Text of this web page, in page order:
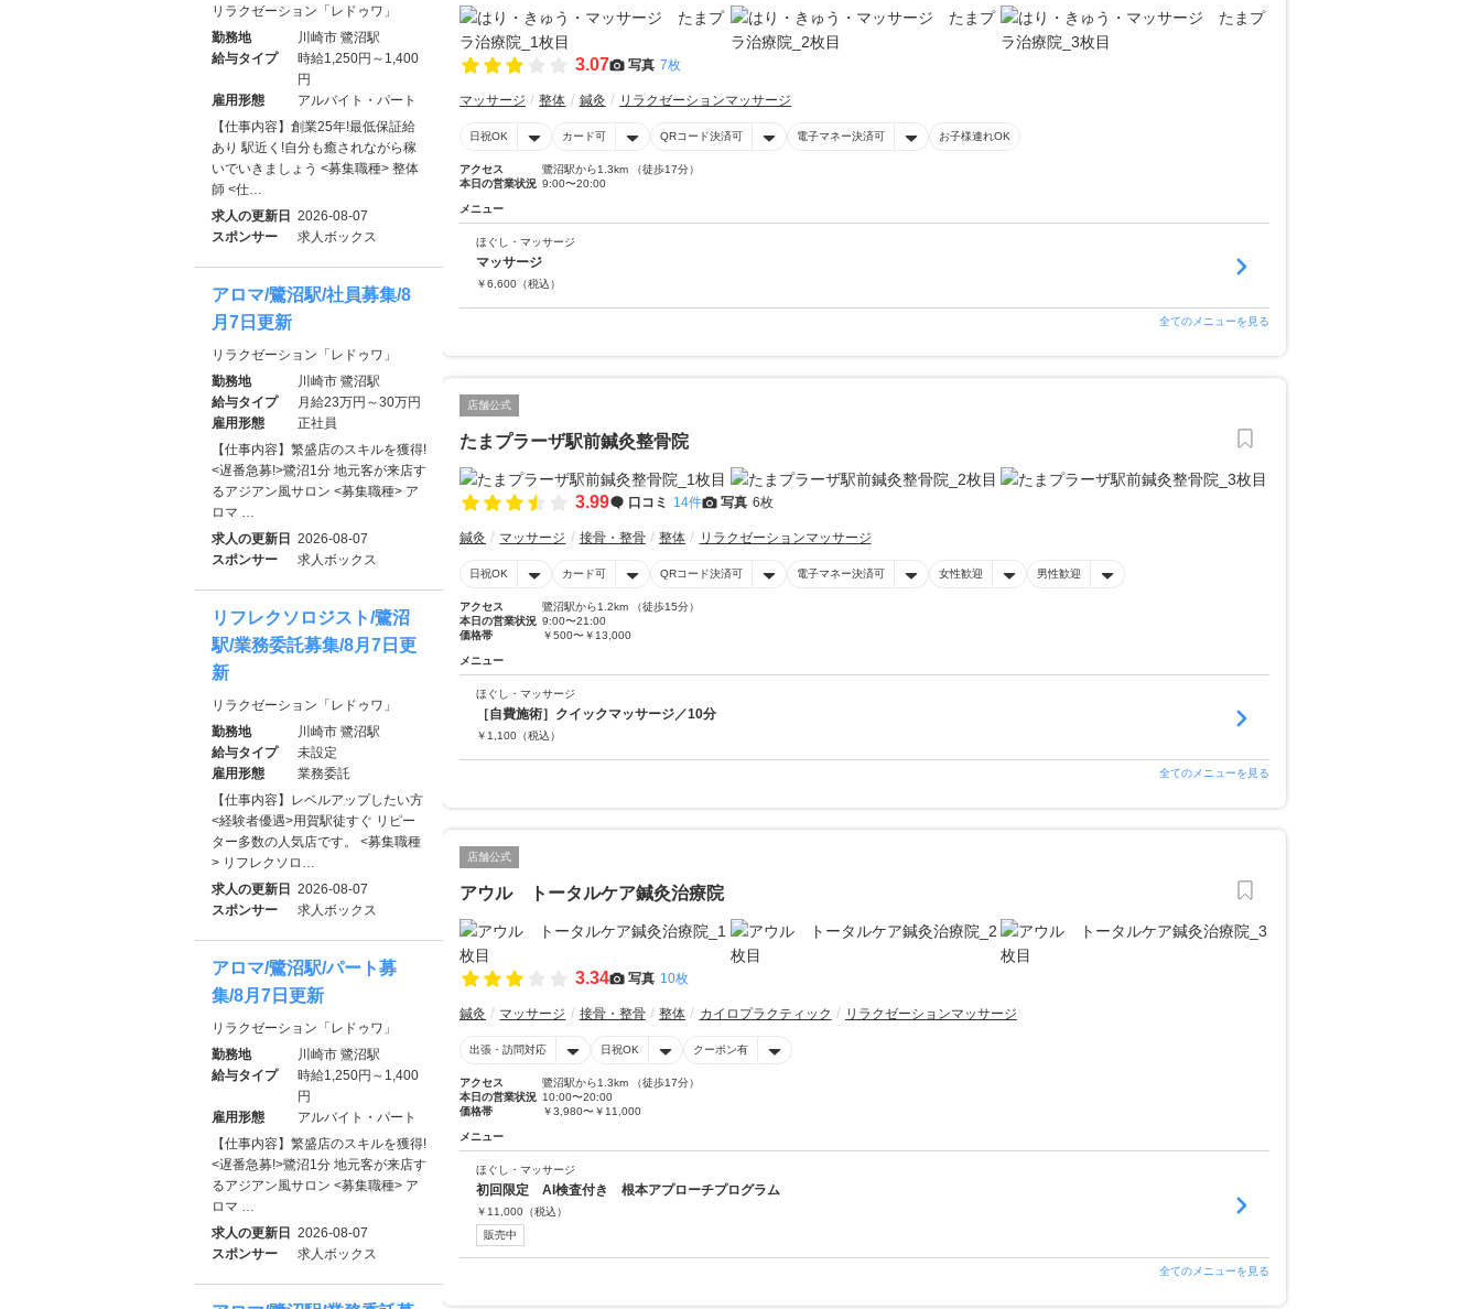
3.07 写真 7枚
マッサージ 整体 鍼灸 リラクゼーションマッサージ
日祝OK カード可 QRコード決済可 電子マネー決済可 お子様連れOK
アクセス
鷺沼駅から1.3km （徒歩17分）
本日の営業状況 9:00〜20:00
メニュー
ほぐし・マッサージ
マッサージ
￥6,600 （税込）
全てのメニューを見る
店舗公式
たまプラーザ駅前鍼灸整骨院
3.99 口コミ 14件 写真 6枚
鍼灸 マッサージ 接骨・整骨 整体 リラクゼーションマッサージ
日祝OK カード可 QRコード決済可 電子マネー決済可 女性歓迎 男性歓迎
アクセス
鷺沼駅から1.2km （徒歩15分）
本日の営業状況 9:00〜21:00
価格帯
￥500〜￥13,000
メニュー
ほぐし・マッサージ
［自費施術］クイックマッサージ／10分
￥ 1,100 （税込）
全てのメニューを見る
店舗公式
アウル トータルケア鍼灸治療院
3.34 写真 10枚
鍼灸 マッサージ 接骨・整骨 整体 カイロプラクティック リラクゼーションマッサージ
出張・訪問対応 日祝OK クーポン有
アクセス
鷺沼駅から1.3km （徒歩17分）
本日の営業状況 10:00〜20:00
価格帯
￥3,980〜￥11,000
メニュー
ほぐし・マッサージ
初回限定 AI検査付き 根本アプローチプログラム
￥ 11,000 （税込）
販売中
全てのメニューを見る
リラクゼーション「レドゥワ」
勤務地
川崎市 鷺沼駅
給与タイプ
時給1,250円～1,400
円
雇用形態
アルバイト・パート
【仕事内容】創業25年!最低保証給
あり 駅近く!自分も癒されながら稼
いでいきましょう <募集職種> 整体
師 <仕…
求人の更新日 2026-08-07
スポンサー
求人ボックス
アロマ/鷺沼駅/社員募集/8
月7日更新
リラクゼーション「レドゥワ」
勤務地
川崎市 鷺沼駅
給与タイプ
月給23万円～30万円
雇用形態
正社員
【仕事内容】繁盛店のスキルを獲得!
<遅番急募!>鷺沼1分 地元客が来店す
るアジアン風サロン <募集職種> ア
ロマ …
求人の更新日 2026-08-07
スポンサー
求人ボックス
リフレクソロジスト/鷺沼
駅/業務委託募集/8月7日更
新
リラクゼーション「レドゥワ」
勤務地
川崎市 鷺沼駅
給与タイプ
未設定
雇用形態
業務委託
【仕事内容】レベルアップしたい方
<経験者優遇>用賀駅徒すぐ リピー
ター多数の人気店です。 <募集職種
> リフレクソロ…
求人の更新日 2026-08-07
スポンサー
求人ボックス
アロマ/鷺沼駅/パート募
集/8月7日更新
リラクゼーション「レドゥワ」
勤務地
川崎市 鷺沼駅
給与タイプ
時給1,250円～1,400
円
雇用形態
アルバイト・パート
【仕事内容】繁盛店のスキルを獲得!
<遅番急募!>鷺沼1分 地元客が来店す
るアジアン風サロン <募集職種> ア
ロマ …
求人の更新日 2026-08-07
スポンサー
求人ボックス